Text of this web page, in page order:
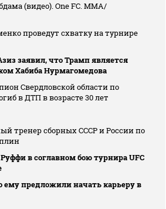
(видео). One FC. MMA/
проведут схватку на турнире
заявил, что Трамп является
Хабиба Нурмагомедова
Свердловской области по
в ДТП в возрасте 30 лет
тренер сборных СССР и России по
в соглавном бою турнира UFC
ему предложили начать карьеру в